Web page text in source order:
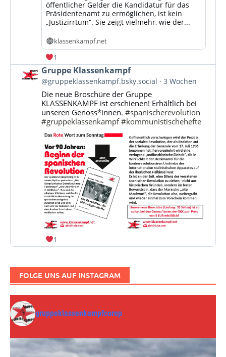
öffentlicher Gelder die Kandidatur für das
Präsidentenamt zu ermöglichen, ist kein
„Justizirrtum“. Sie zeigt vielmehr, wie der...
klassenkampf.net
1
Beitrag
von
Gruppe
Klassenkampf
Bluesky
ansehen
Gruppe Klassenkampf
@gruppeklassenkampf.bsky.social 3 Wochen
Die neue Broschüre der Gruppe
KLASSENKAMPF ist erschienen! Erhältlich bei
unseren Genoss*innen.#spanischerevolution
#gruppeklassenkampf #kommunistischehefte
1
FOLGE UNS AUF INSTAGRAM
gruppeklassenkampfcorep